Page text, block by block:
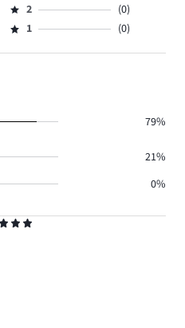
de
voturi
35.
numărul
de
1.
3,
numărul
Evaluare
2,
2
(0)
Evaluare
1,
1 (0)
79%
21%
0%